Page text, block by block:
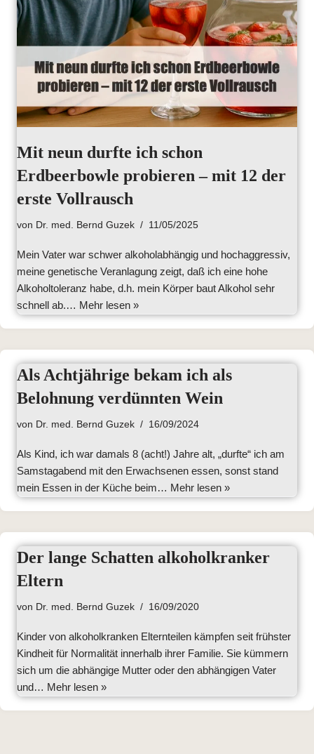
Mit neun durfte ich schon
Erdbeerbowle probieren – mit 12 der
erste Vollrausch
von Dr. med. Bernd Guzek 11/05/2025
Mein Vater war schwer alkoholabhängig und hochaggressiv,
meine genetische Veranlagung zeigt, daß ich eine hohe
Alkoholtoleranz habe, d.h. mein Körper baut Alkohol sehr
schnell ab.… Mehr lesen »
Als Achtjährige bekam ich als
Belohnung verdünnten Wein
von Dr. med. Bernd Guzek 16/09/2024
Als Kind, ich war damals 8 (acht!) Jahre alt, „durfte“ ich am
Samstagabend mit den Erwachsenen essen, sonst stand
mein Essen in der Küche beim… Mehr lesen »
Der lange Schatten alkoholkranker
Eltern
von Dr. med. Bernd Guzek 16/09/2020
Kinder von alkoholkranken Elternteilen kämpfen seit frühster
Kindheit für Normalität innerhalb ihrer Familie. Sie kümmern
sich um die abhängige Mutter oder den abhängigen Vater
und… Mehr lesen »